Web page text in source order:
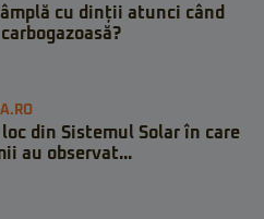
cu dinții atunci când
din Sistemul Solar în care
au observat...